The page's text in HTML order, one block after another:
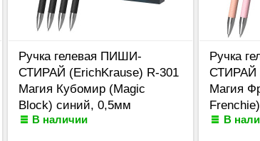
Ручка гелевая ПИШИ-
СТИРАЙ (ErichKrause) R-301
Магия Кубомир (Magic
Block) синий, 0,5мм
арт.65233
В наличии
Ручка
СТИРАЙ
Магия
арт.65335
В